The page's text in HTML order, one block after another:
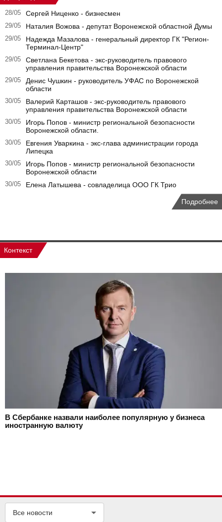
28/05 Сергей Ниценко - бизнесмен
29/05 Наталия Вожова - депутат Воронежской областной Думы
29/05
Надежда Мазалова - генеральный директор ГК "Регион-
Терминал-Центр"
29/05
Светлана Бекетова - экс-руководитель правового
управления правительства Воронежской области
29/05
Денис Чушкин - руководитель УФАС по Воронежской
области
30/05
Валерий Карташов - экс-руководитель правового
управления правительства Воронежской области
30/05
Игорь Попов - министр региональной безопасности
Воронежской области.
30/05
Евгения Уваркина - экс-глава администрации города
Липецка
30/05
Игорь Попов - министр региональной безопасности
Воронежской области
30/05 Елена Латышева - совладелица ООО ГК Трио
Подробнее
Контекст
В Сбербанке назвали наиболее популярную у бизнеса
иностранную валюту
Все новости